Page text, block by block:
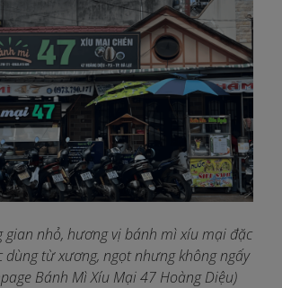
gian nhỏ, hương vị bánh mì xíu mại đặc
từ xương, ngọt nhưng không ngấy
Bánh Mì Xíu Mại 47 Hoàng Diệu)